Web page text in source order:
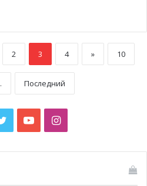
2 3 4 » 10
Последний
TwitterYouTubeInstagram